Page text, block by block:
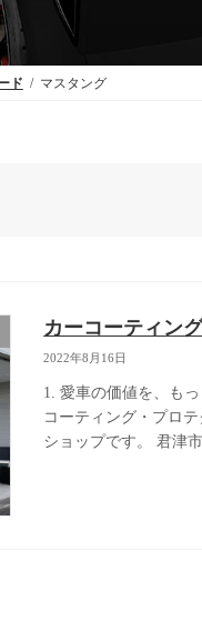
ド マスタング
カーコーティン
2022年8月16日
1. 愛車の価値を、も
コーティング・プロ
ショップです。 君津